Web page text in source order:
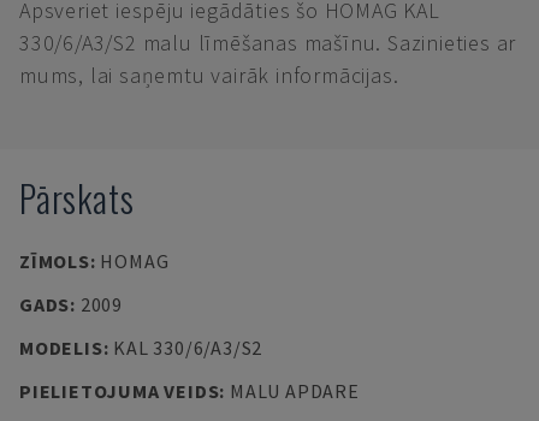
Apsveriet iespēju iegādāties šo HOMAG KAL
330/6/A3/S2 malu līmēšanas mašīnu. Sazinieties ar
mums, lai saņemtu vairāk informācijas.
Pārskats
ZĪMOLS: HOMAG
GADS: 2009
MODELIS: KAL 330/6/A3/S2
PIELIETOJUMA VEIDS: MALU APDARE